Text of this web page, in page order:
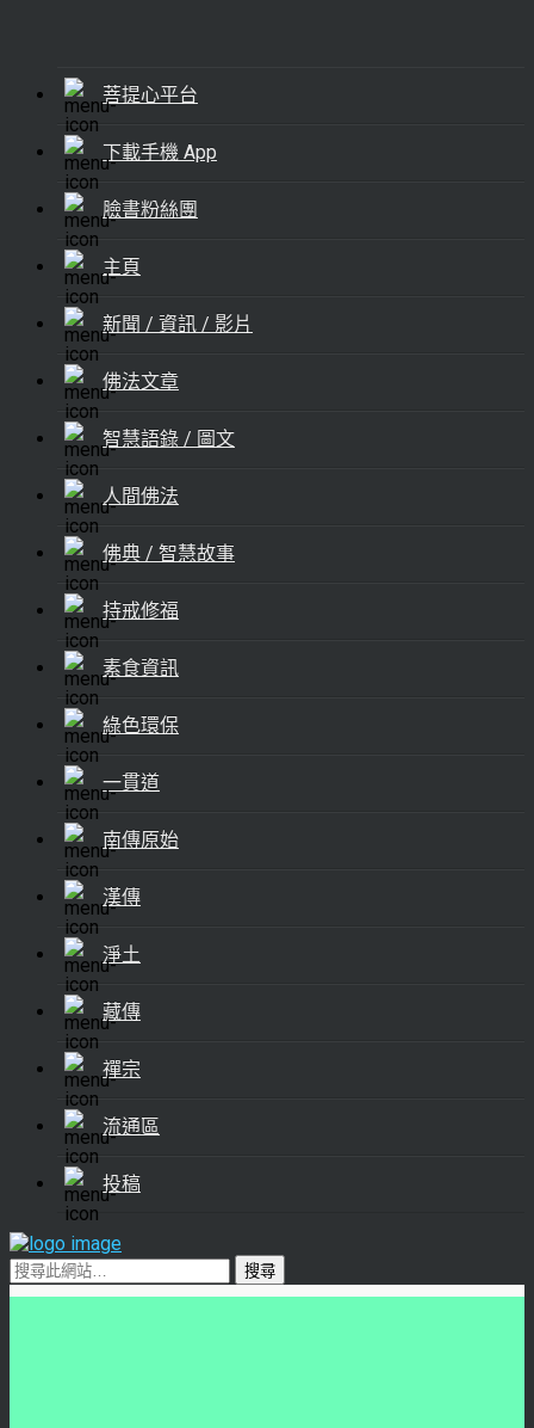
菩提心平台
下載手機 App
臉書粉絲團
主頁
新聞 / 資訊 / 影片
佛法文章
智慧語錄 / 圖文
人間佛法
佛典 / 智慧故事
持戒修福
素食資訊
綠色環保
一貫道
南傳原始
漢傳
淨土
藏傳
禪宗
流通區
投稿